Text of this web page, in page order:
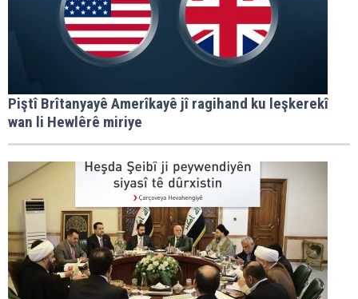
Piştî Brîtanyayê Amerîkayê jî ragihand ku leşkerekî
wan li Hewlêrê miriye